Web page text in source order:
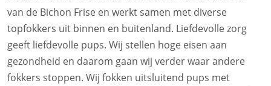
van de Bichon Frise en werkt samen met diverse
topfokkers uit binnen en buitenland. Liefdevolle zorg
geeft liefdevolle pups. Wij stellen hoge eisen aan
gezondheid en daarom gaan wij verder waar andere
fokkers stoppen. Wij fokken uitsluitend pups met